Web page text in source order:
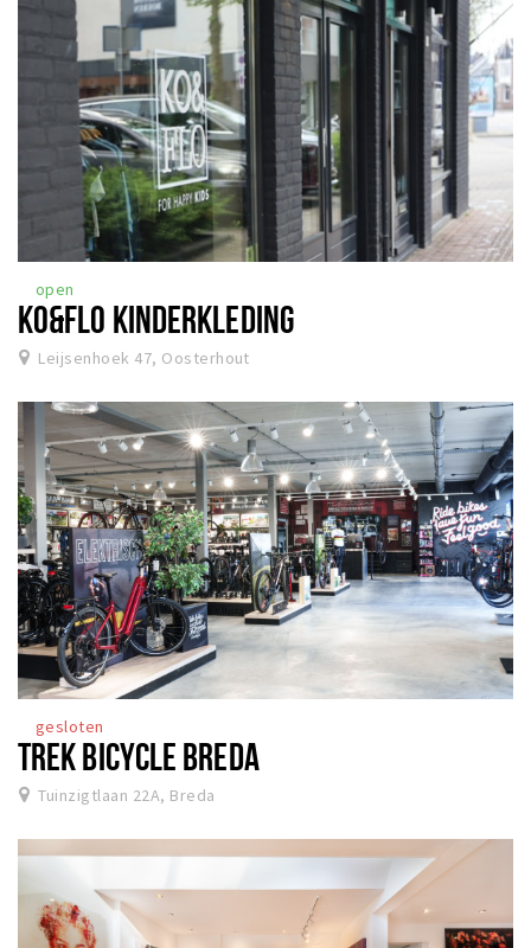
open
KO&FLO KINDERKLEDING
Leijsenhoek 47, Oosterhout
gesloten
TREK BICYCLE BREDA
Tuinzigtlaan 22A, Breda